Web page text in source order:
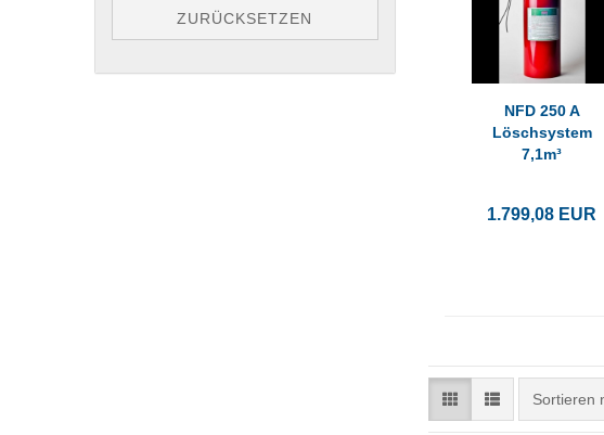
NFD 250 A
Löschsystem
7,1m³
1.799,08 EUR
Sortieren
Sortieren
ZURÜCKSETZEN